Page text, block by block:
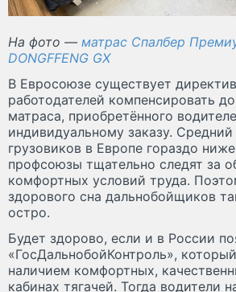
На фото — матрас Спалбер
DONGFFENG GX
В Евросоюзе существует
работодателей компенсировать
матраса, приобретённого
индивидуальному заказу. Средний
грузовиков в Европе гораздо
профсоюзы тщательно следят за
комфортных условий труда.
здорового сна дальнобойщиков
остро.
Будет здорово, если и в России
«ГосДальнобойКонтроль»,
наличием комфортных,
кабинах тягачей. Тогда водители